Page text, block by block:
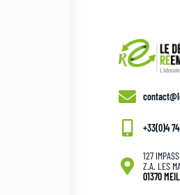
+33(0)4
127
Z.A. LES
01370